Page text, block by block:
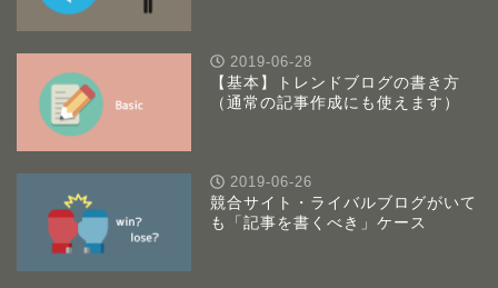
2019-06-28
【基本】トレンドブログの書き方
（通常の記事作成にも使えます）
2019-06-26
競合サイト・ライバルブログがいて
も「記事を書くべき」ケース